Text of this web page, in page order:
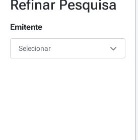
Refinar Pesquisa
Emitente
Selecionar